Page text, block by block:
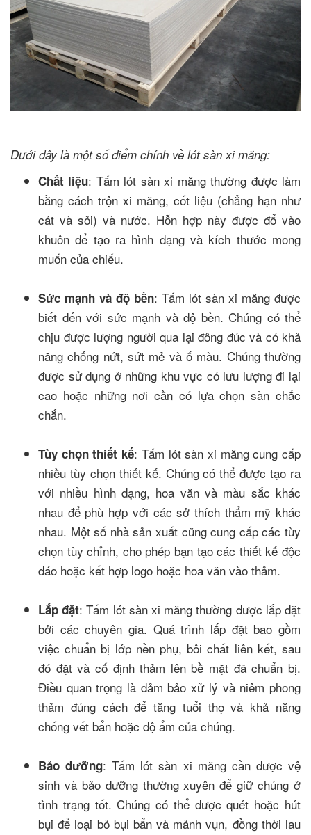
Dưới đây là một số điểm chính về lót sàn xi măng:
Chất liệu: Tấm lót sàn xi măng thường được làm
bằng cách trộn xi măng, cốt liệu (chẳng hạn như
cát và sỏi) và nước. Hỗn hợp này được đổ vào
khuôn để tạo ra hình dạng và kích thước mong
muốn của chiếu.
Sức mạnh và độ bền: Tấm lót sàn xi măng được
biết đến với sức mạnh và độ bền. Chúng có thể
chịu được lượng người qua lại đông đúc và có khả
năng chống nứt, sứt mẻ và ố màu. Chúng thường
được sử dụng ở những khu vực có lưu lượng đi lại
cao hoặc những nơi cần có lựa chọn sàn chắc
chắn.
Tùy chọn thiết kế: Tấm lót sàn xi măng cung cấp
nhiều tùy chọn thiết kế. Chúng có thể được tạo ra
với nhiều hình dạng, hoa văn và màu sắc khác
nhau để phù hợp với các sở thích thẩm mỹ khác
nhau. Một số nhà sản xuất cũng cung cấp các tùy
chọn tùy chỉnh, cho phép bạn tạo các thiết kế độc
đáo hoặc kết hợp logo hoặc hoa văn vào thảm.
Lắp đặt: Tấm lót sàn xi măng thường được lắp đặt
bởi các chuyên gia. Quá trình lắp đặt bao gồm
việc chuẩn bị lớp nền phụ, bôi chất liên kết, sau
đó đặt và cố định thảm lên bề mặt đã chuẩn bị.
Điều quan trọng là đảm bảo xử lý và niêm phong
thảm đúng cách để tăng tuổi thọ và khả năng
chống vết bẩn hoặc độ ẩm của chúng.
Bảo dưỡng: Tấm lót sàn xi măng cần được vệ
sinh và bảo dưỡng thường xuyên để giữ chúng ở
tình trạng tốt. Chúng có thể được quét hoặc hút
bụi để loại bỏ bụi bẩn và mảnh vụn, đồng thời lau